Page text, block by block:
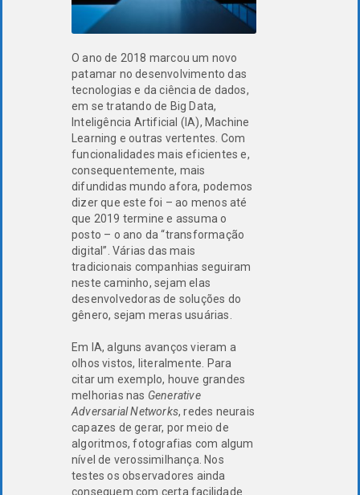
O ano de 2018 marcou um novo
patamar no desenvolvimento das
tecnologias e da ciência de dados,
em se tratando de Big Data,
Inteligência Artificial (IA), Machine
Learning e outras vertentes. Com
funcionalidades mais eficientes e,
consequentemente, mais
difundidas mundo afora, podemos
dizer que este foi – ao menos até
que 2019 termine e assuma o
posto – o ano da “transformação
digital”. Várias das mais
tradicionais companhias seguiram
neste caminho, sejam elas
desenvolvedoras de soluções do
gênero, sejam meras usuárias.
Em IA, alguns avanços vieram a
olhos vistos, literalmente. Para
citar um exemplo, houve grandes
melhorias nas Generative
Adversarial Networks, redes neurais
capazes de gerar, por meio de
algoritmos, fotografias com algum
nível de verossimilhança. Nos
testes os observadores ainda
conseguem com certa facilidade